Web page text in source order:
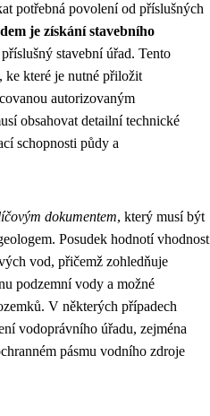
potřebná povolení od příslušných
je získání stavebního
stavební úřad. Tento
ke které je nutné přiložit
autorizovaným
obsahovat detailní technické
schopnosti půdy a
dokumentem, který musí být
Posudek hodnotí vhodnost
vod, přičemž zohledňuje
podzemní vody a možné
V některých případech
vodoprávního úřadu, zejména
pásmu vodního zdroje